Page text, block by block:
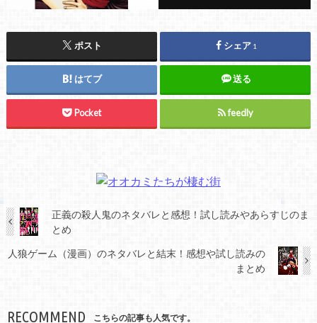
ポスト シェア 1
はてブ 送る
Pocket feedly
正義の殺人鬼のネタバレと感想！試し読みやあらすじのま
とめ
人狼ゲーム（漫画）のネタバレと結末！感想や試し読みの
まとめ
RECOMMEND こちらの記事も人気です。